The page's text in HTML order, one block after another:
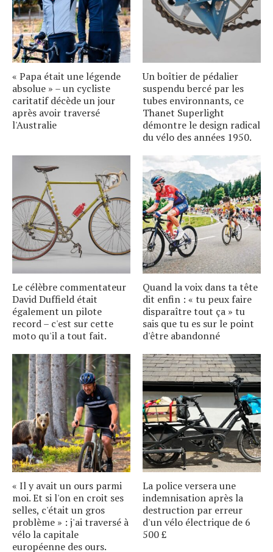
« Papa était une légende
absolue » – un cycliste
caritatif décède un jour
après avoir traversé
l'Australie
Un boîtier de pédalier
suspendu bercé par les
tubes environnants, ce
Thanet Superlight
démontre le design radical
du vélo des années 1950.
Le célèbre commentateur
David Duffield était
également un pilote
record – c'est sur cette
moto qu'il a tout fait.
Quand la voix dans ta tête
dit enfin : « tu peux faire
disparaître tout ça » tu
sais que tu es sur le point
d'être abandonné
« Il y avait un ours parmi
moi. Et si l'on en croit ses
selles, c'était un gros
problème » : j'ai traversé à
vélo la capitale
européenne des ours.
La police versera une
indemnisation après la
destruction par erreur
d'un vélo électrique de 6
500 £